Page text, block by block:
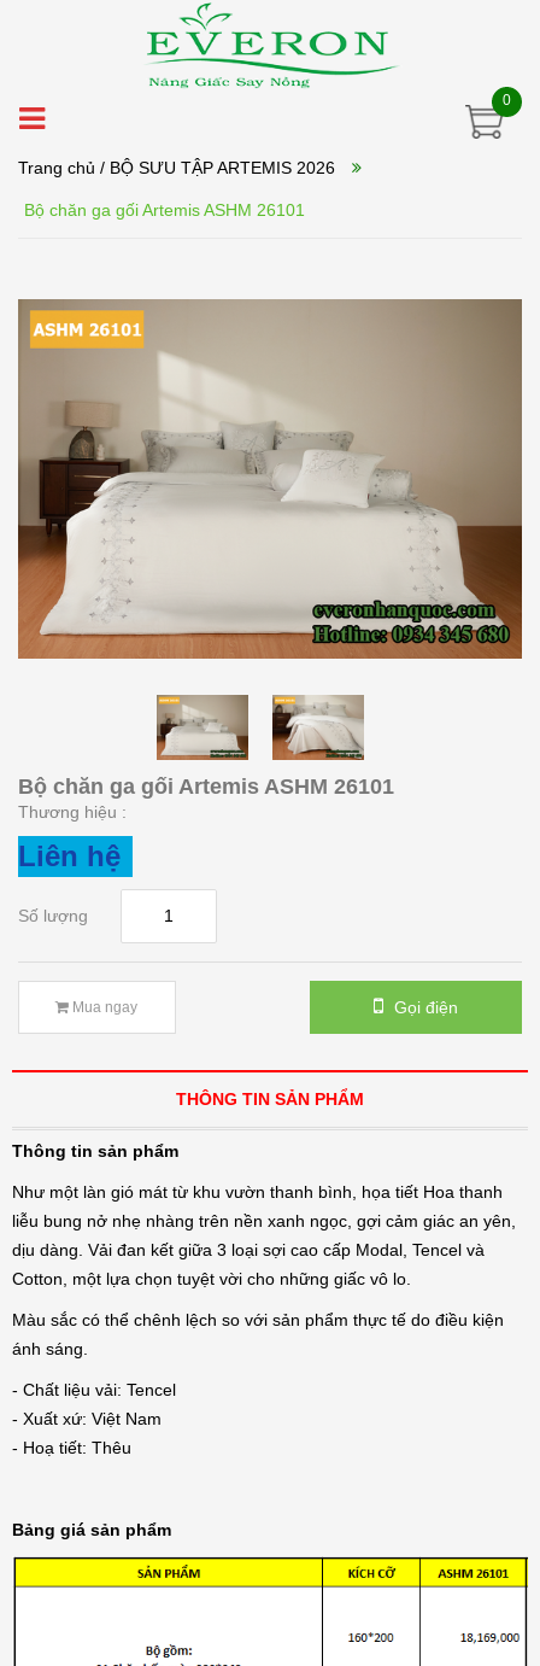
0
Trang chủ / BỘ SƯU TẬP ARTEMIS 2026
Bộ chăn ga gối Artemis ASHM 26101
Bộ chăn ga gối Artemis ASHM 26101
Thương hiệu :
Liên hệ
Số lượng
Mua ngay Gọi điện
THÔNG TIN SẢN PHẨM
Thông tin sản phẩm
Như một làn gió mát từ khu vườn thanh bình, họa tiết Hoa thanh
liễu bung nở nhẹ nhàng trên nền xanh ngọc, gợi cảm giác an yên,
dịu dàng. Vải đan kết giữa 3 loại sợi cao cấp Modal, Tencel và
Cotton, một lựa chọn tuyệt vời cho những giấc vô lo.
Màu sắc có thể chênh lệch so với sản phẩm thực tế do điều kiện
ánh sáng.
- Chất liệu vải: Tencel
- Xuất xứ: Việt Nam
- Hoạ tiết: Thêu
Bảng giá sản phẩm